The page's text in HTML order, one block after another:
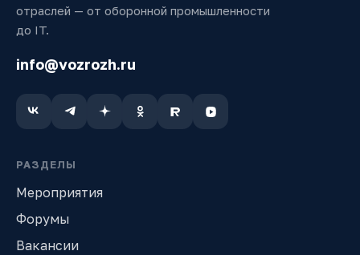
отраслей — от оборонной промышленности
до IT.
info@vozrozh.ru
РАЗДЕЛЫ
Мероприятия
Форумы
Вакансии